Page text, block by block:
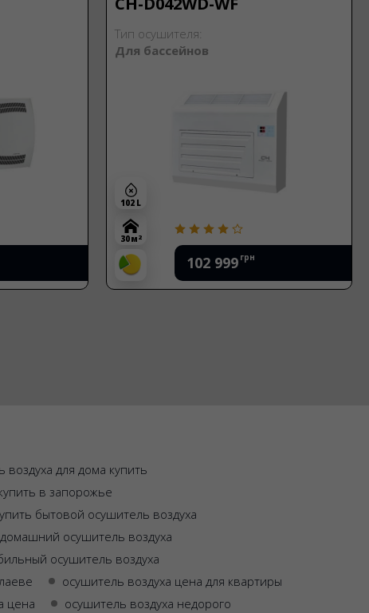
Тип осушителя:
Для бассейнов
102 999 грн
102 L
30 м 2
воздуха для дома купить
в запорожье
бытовой осушитель воздуха
домашний осушитель воздуха
осушитель воздуха
осушитель воздуха цена для квартиры
цена
осушитель воздуха недорого